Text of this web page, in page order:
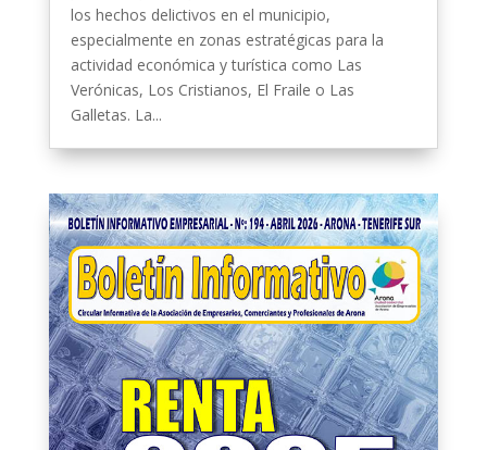
los hechos delictivos en el municipio,
especialmente en zonas estratégicas para la
actividad económica y turística como Las
Verónicas, Los Cristianos, El Fraile o Las
Galletas. La...